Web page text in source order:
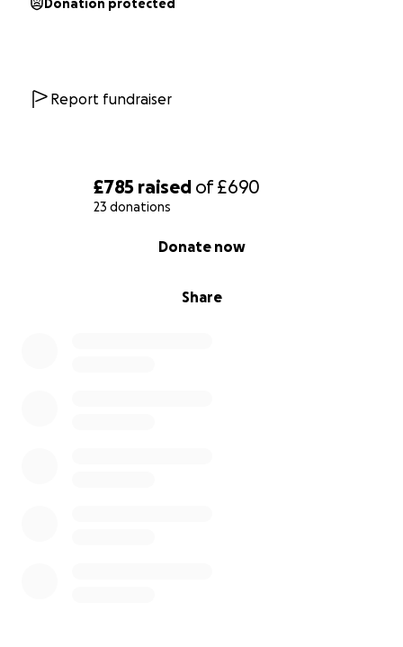
£785 raised of£690
23 donations
Share
Donate now
Donation protected
Report fundraiser